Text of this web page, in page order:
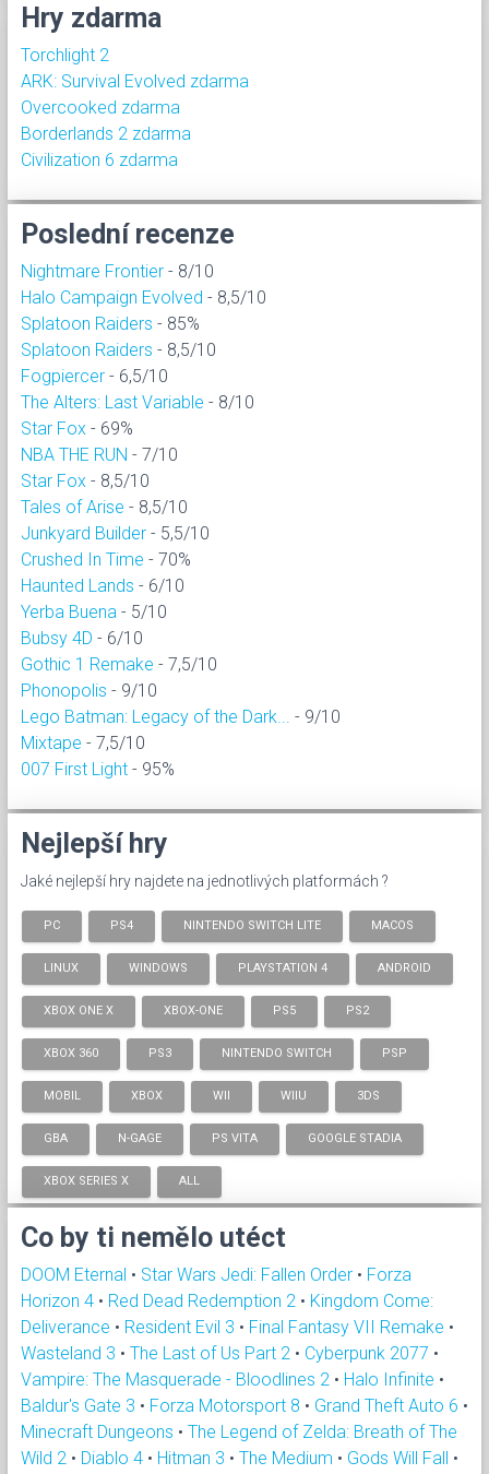
Hry zdarma
Torchlight 2
ARK: Survival Evolved zdarma
Overcooked zdarma
Borderlands 2 zdarma
Civilization 6 zdarma
Poslední recenze
Nightmare Frontier - 8/10
Halo Campaign Evolved - 8,5/10
Splatoon Raiders - 85%
Splatoon Raiders - 8,5/10
Fogpiercer - 6,5/10
The Alters: Last Variable - 8/10
Star Fox - 69%
NBA THE RUN - 7/10
Star Fox - 8,5/10
Tales of Arise - 8,5/10
Junkyard Builder - 5,5/10
Crushed In Time - 70%
Haunted Lands - 6/10
Yerba Buena - 5/10
Bubsy 4D - 6/10
Gothic 1 Remake - 7,5/10
Phonopolis - 9/10
Lego Batman: Legacy of the Dark...
- 9/10
Mixtape - 7,5/10
007 First Light - 95%
Nejlepší hry
Jaké nejlepší hry najdete na jednotlivých platformách ?
PC PS4 NINTENDO SWITCH LITE MACOS
LINUX WINDOWS PLAYSTATION 4 ANDROID
XBOX ONE X XBOX-ONE PS5 PS2
XBOX 360 PS3 NINTENDO SWITCH PSP
MOBIL XBOX WII WIIU 3DS
GBA N-GAGE PS VITA GOOGLE STADIA
XBOX SERIES X ALL
Co by ti nemělo utéct
DOOM Eternal • Star Wars Jedi: Fallen Order • Forza
Horizon 4 • Red Dead Redemption 2 • Kingdom Come:
Deliverance • Resident Evil 3 • Final Fantasy VII Remake •
Wasteland 3 • The Last of Us Part 2 • Cyberpunk 2077 •
Vampire: The Masquerade - Bloodlines 2 • Halo Infinite •
Baldur's Gate 3 • Forza Motorsport 8 • Grand Theft Auto 6 •
Minecraft Dungeons • The Legend of Zelda: Breath of The
Wild 2 • Diablo 4 • Hitman 3 • The Medium • Gods Will Fall •